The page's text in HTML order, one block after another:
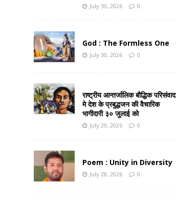
July 30, 2026 0
God : The Formless One
July 30, 2026 0
राष्ट्रीय आन्तर्जालिक बौद्धिक परिसंवाद
मे देश के प्रबुद्धजन की वैचारिक
भागीदारी ३० जुलाई को
July 29, 2026 0
Poem : Unity in Diversity
July 28, 2026 0